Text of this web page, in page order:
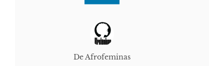
De Afrofeminas